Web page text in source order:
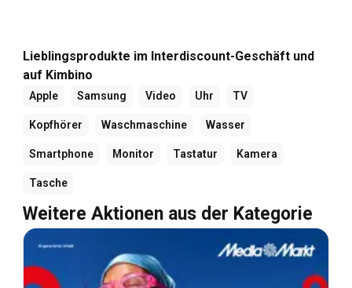
Lieblingsprodukte im Interdiscount-Geschäft und
auf Kimbino
Apple Samsung Video Uhr TV
Kopfhörer Waschmaschine Wasser
Smartphone Monitor Tastatur Kamera
Tasche
Weitere Aktionen aus der Kategorie